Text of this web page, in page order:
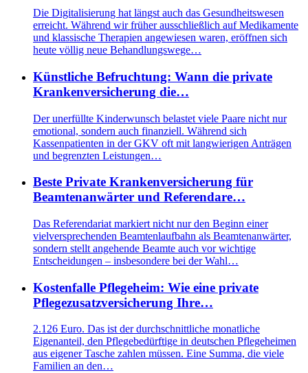
Die Digitalisierung hat längst auch das Gesundheitswesen
erreicht. Während wir früher ausschließlich auf Medikamente
und klassische Therapien angewiesen waren, eröffnen sich
heute völlig neue Behandlungswege…
Künstliche Befruchtung: Wann die private
Krankenversicherung die…
Der unerfüllte Kinderwunsch belastet viele Paare nicht nur
emotional, sondern auch finanziell. Während sich
Kassenpatienten in der GKV oft mit langwierigen Anträgen
und begrenzten Leistungen…
Beste Private Krankenversicherung für
Beamtenanwärter und Referendare…
Das Referendariat markiert nicht nur den Beginn einer
vielversprechenden Beamtenlaufbahn als Beamtenanwärter,
sondern stellt angehende Beamte auch vor wichtige
Entscheidungen – insbesondere bei der Wahl…
Kostenfalle Pflegeheim: Wie eine private
Pflegezusatzversicherung Ihre…
2.126 Euro. Das ist der durchschnittliche monatliche
Eigenanteil, den Pflegebedürftige in deutschen Pflegeheimen
aus eigener Tasche zahlen müssen. Eine Summa, die viele
Familien an den…